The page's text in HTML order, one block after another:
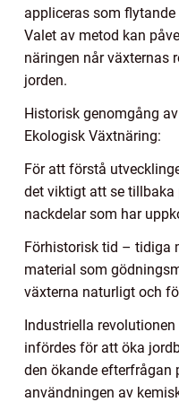
appliceras som flytande
Valet av metod kan
näringen når växternas
jorden.
Historisk genomgång
Ekologisk Växtnäring:
För att förstå
det viktigt att se tillbaka
nackdelar som har
Förhistorisk tid – tidiga
material som
växterna naturligt och
Industriella
infördes för att öka
den ökande efterfrågan
användningen av